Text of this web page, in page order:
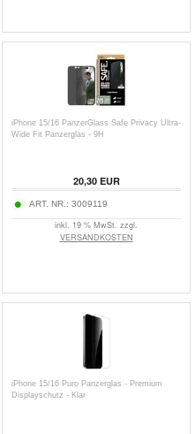
iPhone 15/16 PanzerGlass Safe Privacy Ultra-
Wide Fit Panzerglas - 9H
20,30EUR
ART. NR.: 3009119
inkl. 19 % MwSt. zzgl.
VERSANDKOSTEN
iPhone 15/16 Puro Panzerglas - Premium
Displayschutz - Klar